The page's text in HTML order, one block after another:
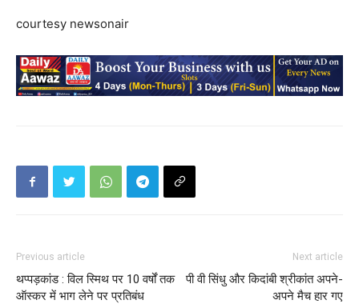
courtesy newsonair
Previous article
थप्पड़कांड : विल स्मिथ पर 10 वर्षों तक
ऑस्कर में भाग लेने पर प्रतिबंध
Next article
पी वी सिंधु और किदांबी श्रीकांत अपने-
अपने मैच हार गए